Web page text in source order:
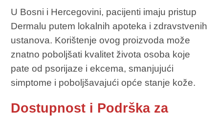
U Bosni i Hercegovini, pacijenti imaju pristup
Dermalu putem lokalnih apoteka i zdravstvenih
ustanova. Korištenje ovog proizvoda može
znatno poboljšati kvalitet života osoba koje
pate od psorijaze i ekcema, smanjujući
simptome i poboljšavajući opće stanje kože.
Dostupnost i Podrška za